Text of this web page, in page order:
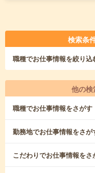
検索条
職種でお仕事情報を絞り込
他の検
職種でお仕事情報をさがす
勤務地でお仕事情報をさが
こだわりでお仕事情報をさ